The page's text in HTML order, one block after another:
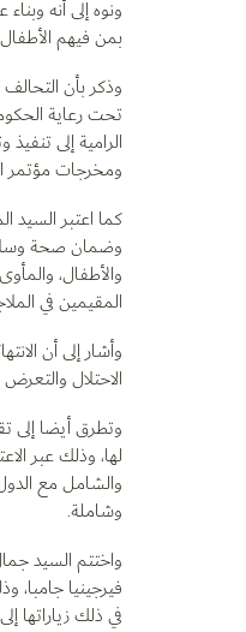
ونوه إلى أنه
بمن فيهم
وذكر بأن
تحت رعاية
ومخرجات مؤتمر
كما اعتبر السيد
وضمان صحة
والأطفال،
المقيمين في
وأشار إلى أن
الاحتلال
وتطرق أيضا إلى
لها، وذلك عبر
وشاملة.
واختتم السيد
فيرجينيا جامبا،
في ذلك زياراتها